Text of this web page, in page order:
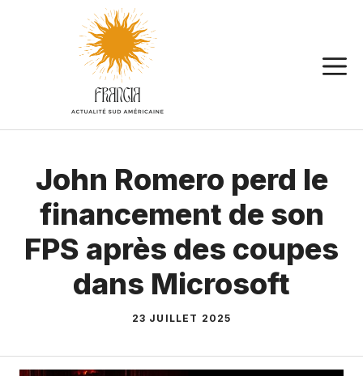
John Romero perd le
financement de son
FPS après des coupes
dans Microsoft
23 JUILLET 2025